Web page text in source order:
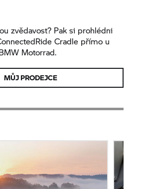
zvědavost? Pak si prohlédni
Cradle přímo u
Motorrad.
MŮJ PRODEJCE